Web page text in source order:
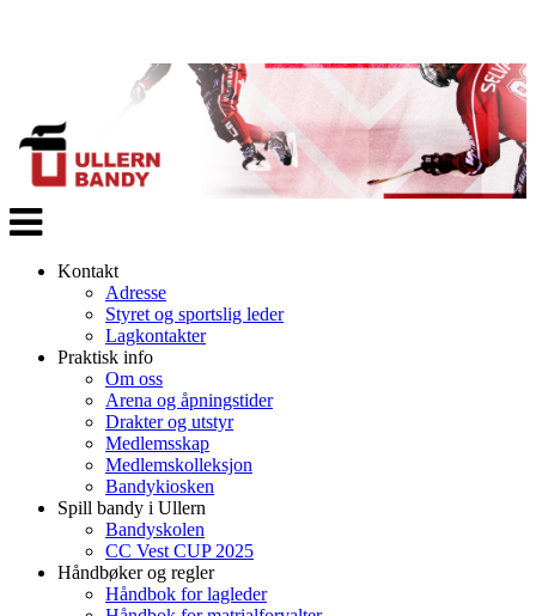
Veksle
navigasjon
Kontakt
Adresse
Styret og sportslig leder
Lagkontakter
Praktisk info
Om oss
Arena og åpningstider
Drakter og utstyr
Medlemsskap
Medlemskolleksjon
Bandykiosken
Spill bandy i Ullern
Bandyskolen
CC Vest CUP 2025
Håndbøker og regler
Håndbok for lagleder